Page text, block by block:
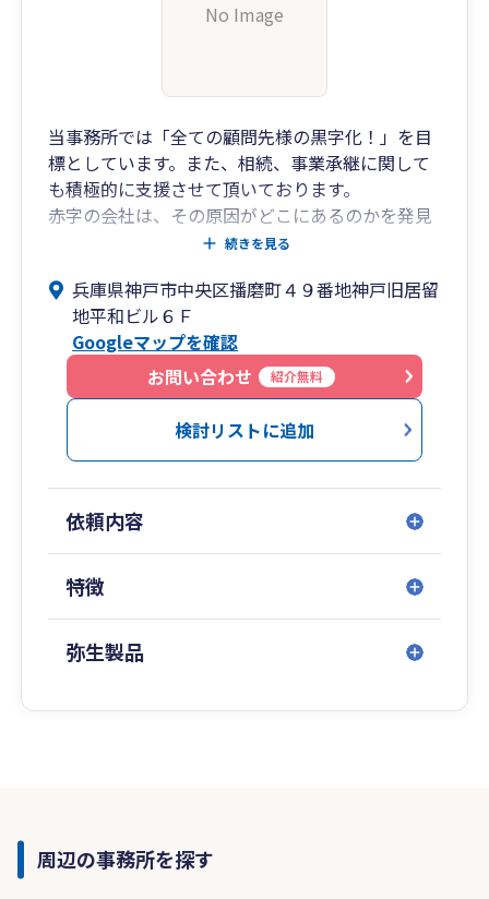
No Image
当事務所では「全ての顧問先様の黒字化！」を目
標としています。また、相続、事業承継に関して
も積極的に支援させて頂いております。
赤字の会社は、その原因がどこにあるのかを発見
し、まずは黒字化できるように。
社を作ることができるように。
専門的になりすぎず、スタッフ全員ができるだけ
「わかりやすい、ていねいな言葉」でお話しさせ
て頂くように心がけています。
今から創業される方、少しづつ軌道に乗ってきた
方、事業を承継されようとしている方、等、会社
「経営に役立つ会計」を活用していきたいと思い
ます。神戸市中央区、大丸神戸店の近くと大変便
利な場所にある事務所です。会計・税金・経営の
続きを見る
兵庫県神戸市中央区播磨町４９番地神戸旧居留
地平和ビル６Ｆ
Googleマップを確認
お問い合わせ
紹介無料
検討リストに追加
依頼内容
特徴
弥生製品
周辺の事務所を探す